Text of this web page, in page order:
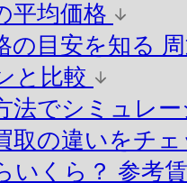
平均価格
の目安を知る
と比較
法でシミュレー
取の違いをチェ
いくら？ 参考